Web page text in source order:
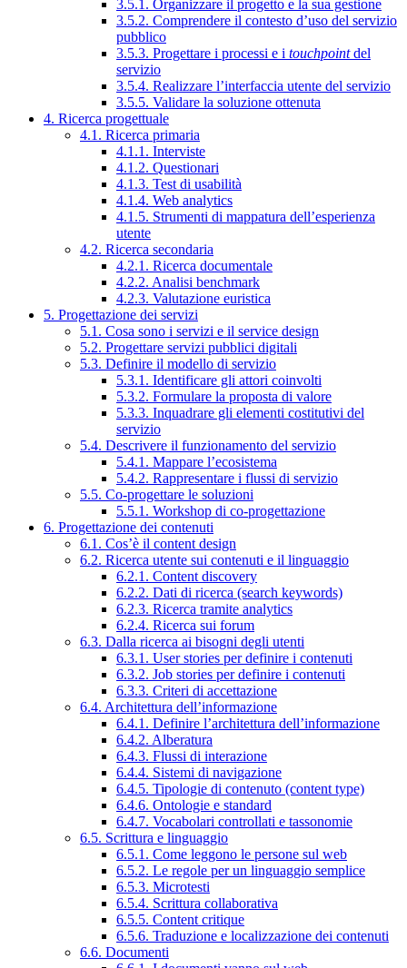
3.5.1. Organizzare il progetto e la sua gestione
3.5.2. Comprendere il contesto d’uso del servizio
pubblico
3.5.3. Progettare i processi e i touchpointdel
servizio
3.5.4. Realizzare l’interfaccia utente del servizio
3.5.5. Validare la soluzione ottenuta
4. Ricerca progettuale
4.1. Ricerca primaria
4.1.1. Interviste
4.1.2. Questionari
4.1.3. Test di usabilità
4.1.4. Web analytics
4.1.5. Strumenti di mappatura dell’esperienza
utente
4.2. Ricerca secondaria
4.2.1. Ricerca documentale
4.2.2. Analisi benchmark
4.2.3. Valutazione euristica
5. Progettazione dei servizi
5.1. Cosa sono i servizi e il service design
5.2. Progettare servizi pubblici digitali
5.3. Definire il modello di servizio
5.3.1. Identificare gli attori coinvolti
5.3.2. Formulare la proposta di valore
5.3.3. Inquadrare gli elementi costitutivi del
servizio
5.4. Descrivere il funzionamento del servizio
5.4.1. Mappare l’ecosistema
5.4.2. Rappresentare i flussi di servizio
5.5. Co-progettare le soluzioni
5.5.1. Workshop di co-progettazione
6. Progettazione dei contenuti
6.1. Cos’è il content design
6.2. Ricerca utente sui contenuti e il linguaggio
6.2.1. Content discovery
6.2.2. Dati di ricerca (search keywords)
6.2.3. Ricerca tramite analytics
6.2.4. Ricerca sui forum
6.3. Dalla ricerca ai bisogni degli utenti
6.3.1. User stories per definire i contenuti
6.3.2. Job stories per definire i contenuti
6.3.3. Criteri di accettazione
6.4. Architettura dell’informazione
6.4.1. Definire l’architettura dell’informazione
6.4.2. Alberatura
6.4.3. Flussi di interazione
6.4.4. Sistemi di navigazione
6.4.5. Tipologie di contenuto (content type)
6.4.6. Ontologie e standard
6.4.7. Vocabolari controllati e tassonomie
6.5. Scrittura e linguaggio
6.5.1. Come leggono le persone sul web
6.5.2. Le regole per un linguaggio semplice
6.5.3. Microtesti
6.5.4. Scrittura collaborativa
6.5.5. Content critique
6.5.6. Traduzione e localizzazione dei contenuti
6.6. Documenti